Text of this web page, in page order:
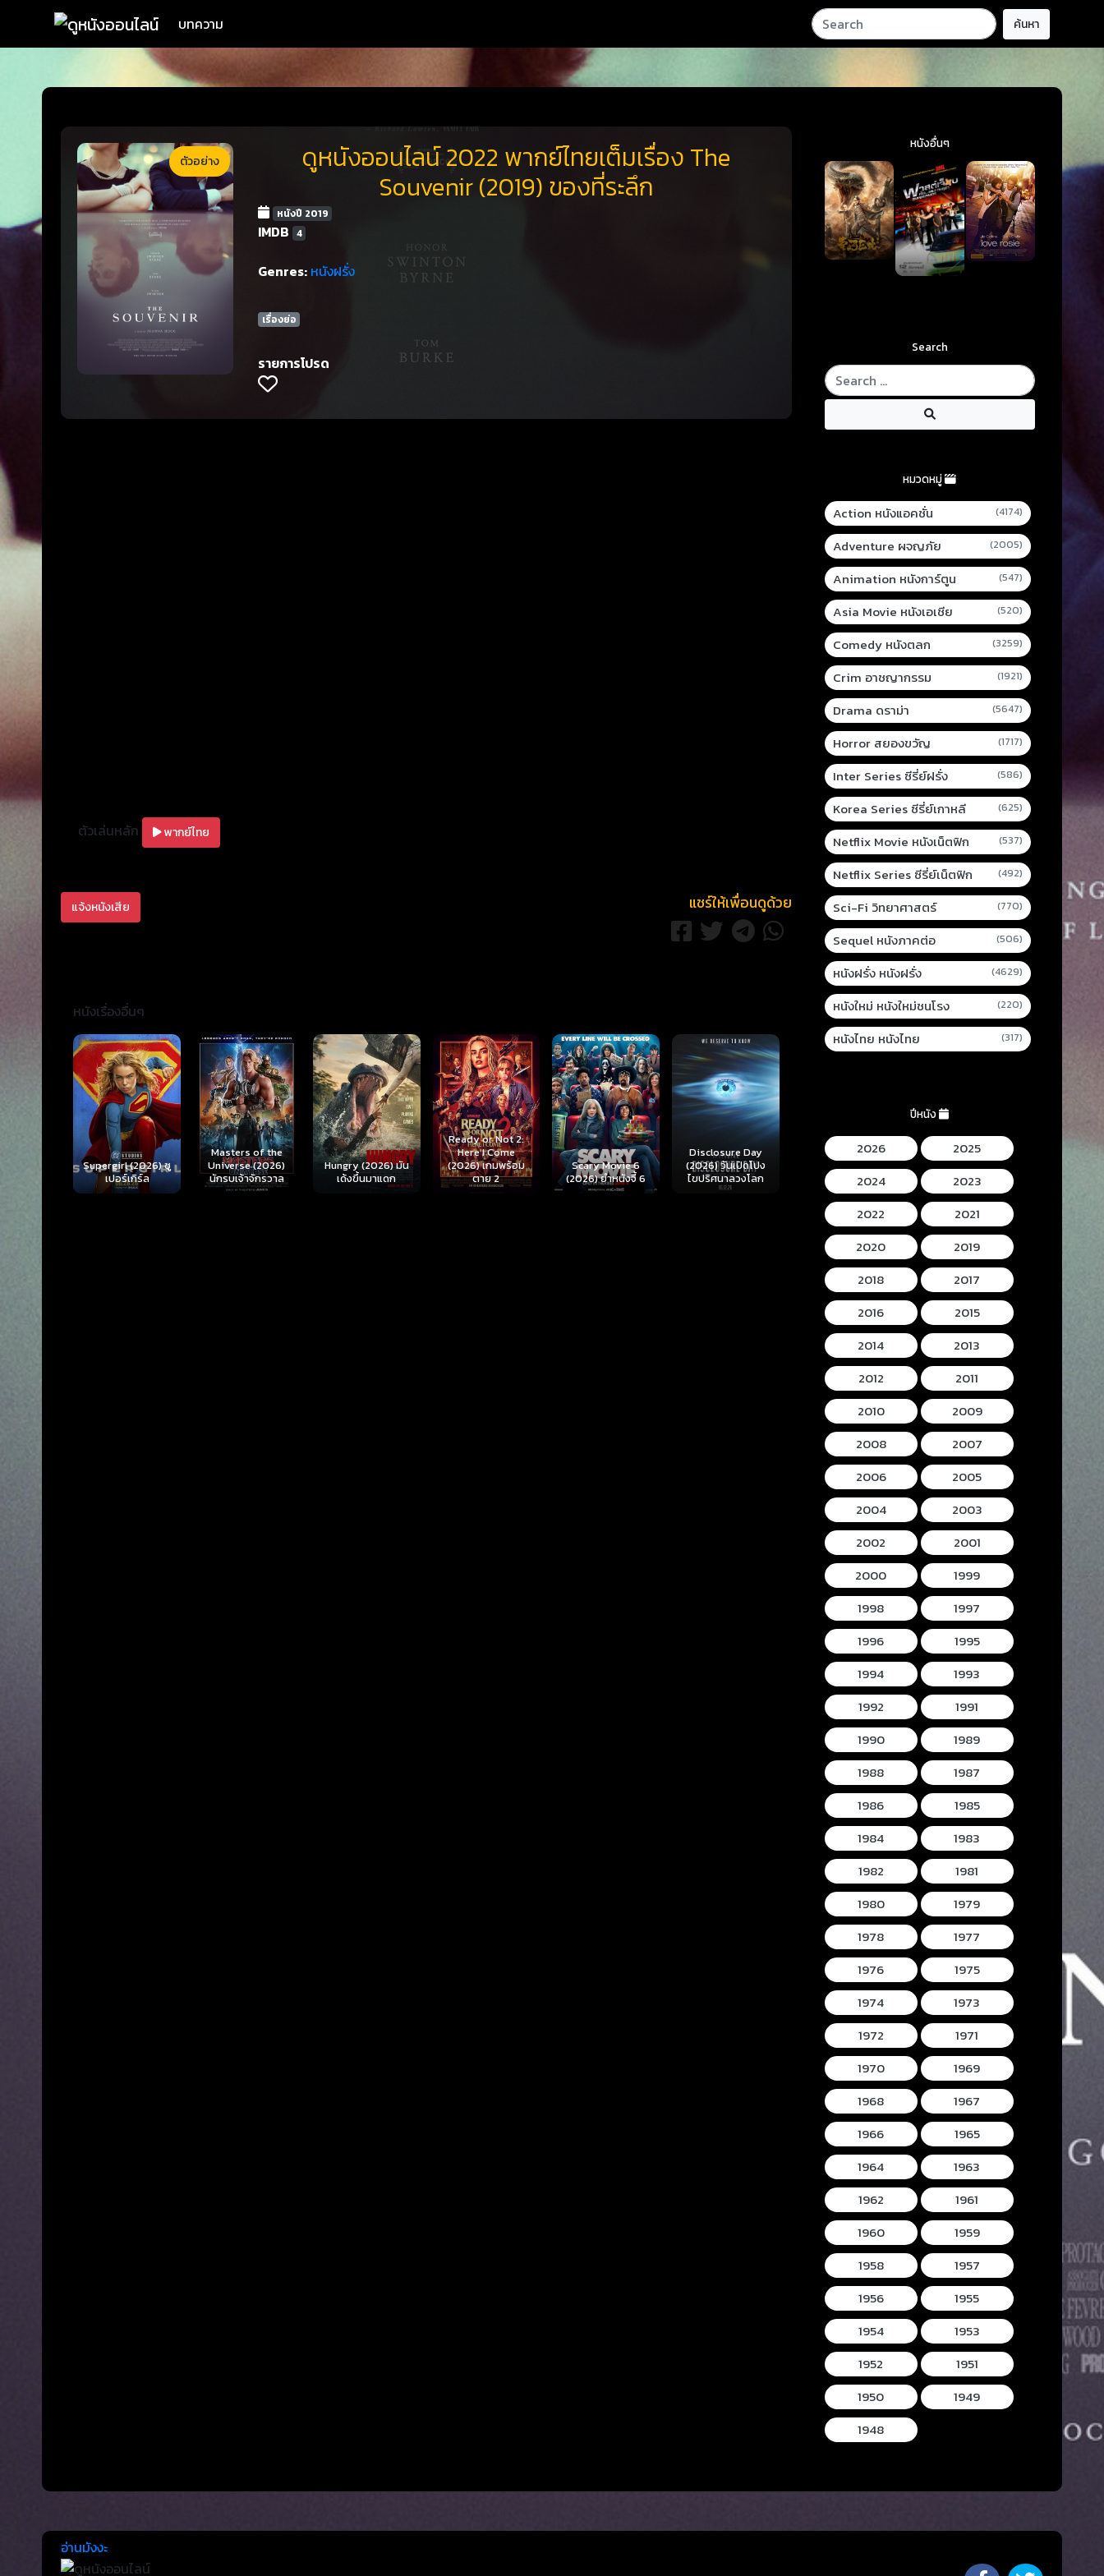
บทความ ค้นหา
ตัวอย่าง
ดูหนังออนไลน์ 2022 พากย์ไทยเต็มเรื่อง The
Souvenir (2019) ของที่ระลึก
หนังปี 2019
IMDB 4
Genres: หนังฝรั่ง
เรื่องย่อ
รายการโปรด
ตัวเล่นหลัก พากย์ไทย
แจ้งหนังเสีย แชร์ให้เพื่อนดูด้วย
หนังเรื่องอื่นๆ
Masters of the
Universe (2026)
นักรบเจ้าจักรวาล
Hungry (2026) มัน
เด้งขึ้นมาแดก
Ready or Not 2:
Here I Come
(2026) เกมพร้อม
ตาย 2
Scary Movie 6
(2026) ยำหนังจี้ 6
Disclosure Day
(2026) วันเปิดโปง
ไขปริศนาลวงโลก
Backrooms (2026)
นรกห้องลับ
Hokum (2026) ห้อง
กุมวิญญาณ
Mortal Kombat II
(2026) มอร์ทัล คอม
แบท 2
Lee
หนังอื่นๆ
Search
หมวดหมู่
Action หนังแอคชั่น (4174)
Adventure ผจญภัย (2005)
Animation หนังการ์ตูน (547)
Asia Movie หนังเอเชีย (520)
Comedy หนังตลก (3259)
Crim อาชญากรรม (1921)
Drama ดราม่า (5647)
Horror สยองขวัญ (1717)
Inter Series ซีรี่ย์ฝรั่ง (586)
Korea Series ซีรี่ย์เกาหลี (625)
Netflix Movie หนังเน็ตฟิก (537)
Netflix Series ซีรี่ย์เน็ตฟิก (492)
Sci-Fi วิทยาศาสตร์ (770)
Sequel หนังภาคต่อ (506)
หนังฝรั่ง หนังฝรั่ง (4629)
หนังใหม่ หนังใหม่ชนโรง (220)
หนังไทย หนังไทย (317)
ปีหนัง
2026
2025
2024
2023
2022
2021
2020
2019
2018
2017
2016
2015
2014
2013
2012
2011
2010
2009
2008
2007
2006
2005
2004
2003
2002
2001
2000
1999
1998
1997
1996
1995
1994
1993
1992
1991
1990
1989
1988
1987
1986
1985
1984
1983
1982
1981
1980
1979
1978
1977
1976
1975
1974
1973
1972
1971
1970
1969
1968
1967
1966
1965
1964
1963
1962
1961
1960
1959
1958
1957
1956
1955
1954
1953
1952
1951
1950
1949
1948
อ่านมังงะ